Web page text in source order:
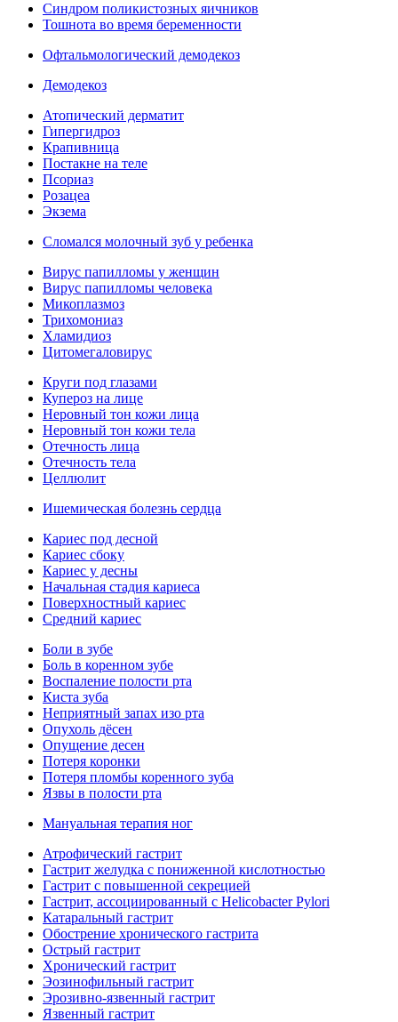
Синдром поликистозных яичников
Тошнота во время беременности
Офтальмологический демодекоз
Демодекоз
Атопический дерматит
Гипергидроз
Крапивница
Постакне на теле
Псориаз
Розацеа
Экзема
Сломался молочный зуб у ребенка
Вирус папилломы у женщин
Вирус папилломы человека
Микоплазмоз
Трихомониаз
Хламидиоз
Цитомегаловирус
Круги под глазами
Купероз на лице
Неровный тон кожи лица
Неровный тон кожи тела
Отечность лица
Отечность тела
Целлюлит
Ишемическая болезнь сердца
Кариес под десной
Кариес сбоку
Кариес у десны
Начальная стадия кариеса
Поверхностный кариес
Средний кариес
Боли в зубе
Боль в коренном зубе
Воспаление полости рта
Киста зуба
Неприятный запах изо рта
Опухоль дёсен
Опущение десен
Потеря коронки
Потеря пломбы коренного зуба
Язвы в полости рта
Мануальная терапия ног
Атрофический гастрит
Гастрит желудка с пониженной кислотностью
Гастрит с повышенной секрецией
Гастрит, ассоциированный с Helicobacter Pylori
Катаральный гастрит
Обострение хронического гастрита
Острый гастрит
Хронический гастрит
Эозинофильный гастрит
Эрозивно-язвенный гастрит
Язвенный гастрит